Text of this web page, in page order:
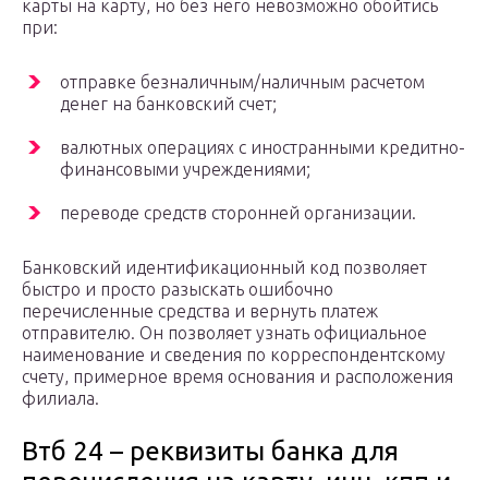
карты на карту, но без него невозможно обойтись
при:
отправке безналичным/наличным расчетом
денег на банковский счет;
валютных операциях с иностранными кредитно-
финансовыми учреждениями;
переводе средств сторонней организации.
Банковский идентификационный код позволяет
быстро и просто разыскать ошибочно
перечисленные средства и вернуть платеж
отправителю. Он позволяет узнать официальное
наименование и сведения по корреспондентскому
счету, примерное время основания и расположения
филиала.
Втб 24 – реквизиты банка для